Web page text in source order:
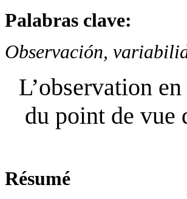
Palabras clave:
Observación,
L’observation
du point de vue
Résumé